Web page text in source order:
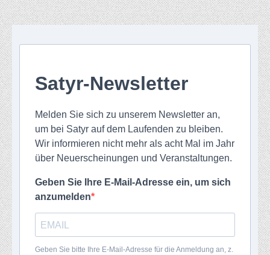
Satyr-Newsletter
Melden Sie sich zu unserem Newsletter an,
um bei Satyr auf dem Laufenden zu bleiben.
Wir informieren nicht mehr als acht Mal im Jahr
über Neuerscheinungen und Veranstaltungen.
Geben Sie Ihre E-Mail-Adresse ein, um sich
anzumelden
Geben Sie bitte Ihre E-Mail-Adresse für die Anmeldung an, z.